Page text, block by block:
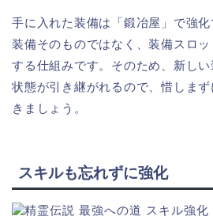
手に入れた装備は「鍛冶屋」で強
装備そのものではなく、装備スロ
する仕組みです。そのため、新し
状態が引き継がれるので、惜しま
きましょう。
スキルも忘れずに強化